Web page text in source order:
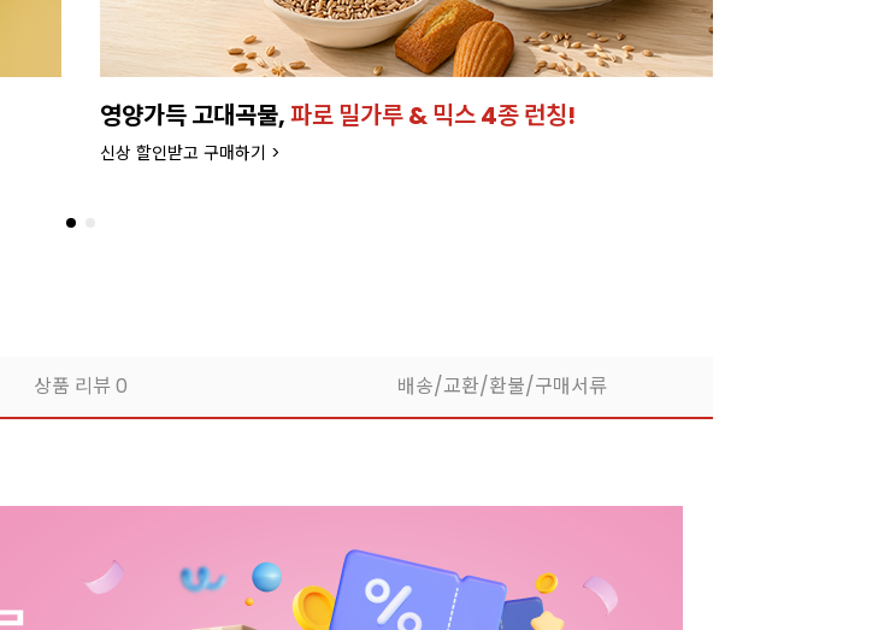
영양가득 고대곡물,파로 밀가루 & 믹스 4종 런칭!
신상 할인받고 구매하기 >
상품 리뷰0 배송/교환/환불/구매서류